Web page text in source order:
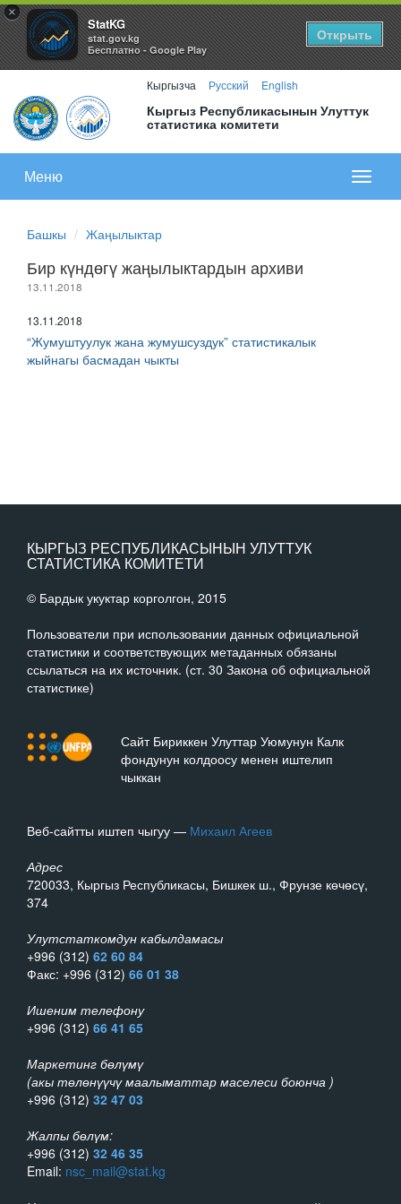
×
StatKG
stat.gov.kg
Бесплатно - Google Play
Открыть
Кыргызча Русский English
Кыргыз Республикасынын Улуттук
статистика комитети
меню
Меню
Башкы Жаңылыктар
Бир күндөгү жаңылыктардын архиви
13.11.2018
13.11.2018
“Жумуштуулук жана жумушсуздук” статистикалык
жыйнагы басмадан чыкты
КЫРГЫЗ РЕСПУБЛИКАСЫНЫН УЛУТТУК
СТАТИСТИКА КОМИТЕТИ
© Бардык укуктар корголгон, 2015
Пользователи при использовании данных официальной
статистики и соответствующих метаданных обязаны
ссылаться на их источник. (ст. 30 Закона об официальной
статистике)
Сайт Бириккен Улуттар Уюмунун Калк
фондунун колдоосу менен иштелип
чыккан
Веб-сайтты иштеп чыгуу — Михаил Агеев
Адрес
720033, Кыргыз Республикасы, Бишкек ш., Фрунзе көчөсү,
374
Улутстаткомдун кабылдамасы
+996 (312) 62 60 84
Факс: +996 (312) 66 01 38
Ишеним телефону
+996 (312) 66 41 65
Маркетинг бөлүмү
(акы төлөнүүчү маалыматтар маселеси боюнча )
+996 (312) 32 47 03
Жалпы бөлүм:
+996 (312) 32 46 35
Email: nsc_mail@stat.kg